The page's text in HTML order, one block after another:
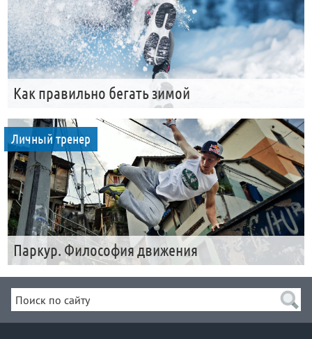
Как правильно бегать зимой
Личный тренер
Паркур. Философия движения